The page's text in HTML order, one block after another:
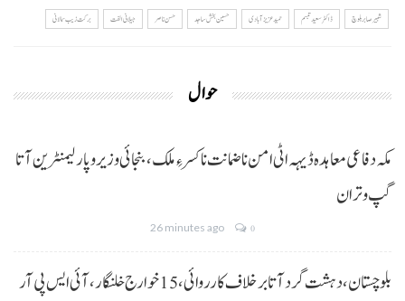
برکت زیب سمالانی جیلانی الفت حسن ناصر حسین بخش ساجد حمید عزیز آبادی ڈاکٹر سعید تبسم شبیر صابر بلوچ
حوال
مکہ دفاعی معاہدہ ڈیہہ اٹی امن نا ضمانت نا کسر ءِ ملک،بنجائی وزیر و پارلیمنٹرین آتا
گپ و تران
26 minutes ago 0
بلوچستان، دہشت گرد آتا برخلاف کارروائی، 15خوارج خلنگار،آئی ایس پی آر